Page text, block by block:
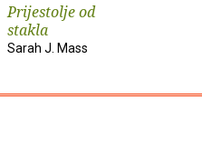
Prijestolje od
stakla
Sarah J. Mass